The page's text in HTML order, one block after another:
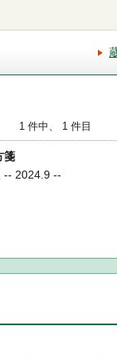
1 件中、 1 件目
箋
-- 2024.9 --